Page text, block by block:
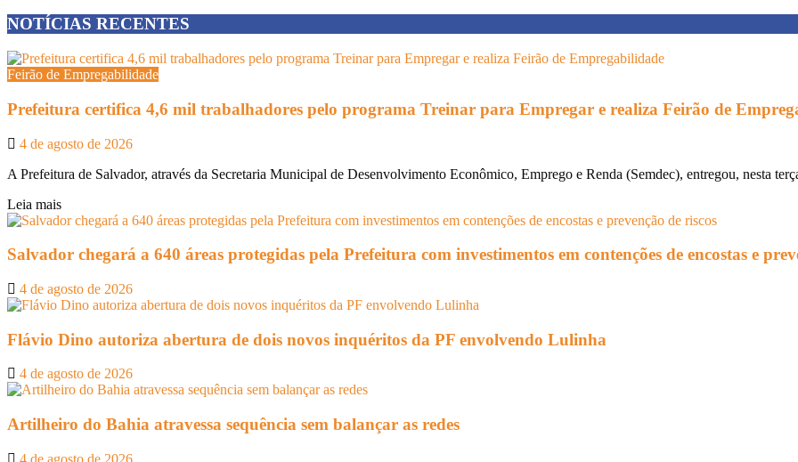
NOTÍCIAS RECENTES
Feirão de Empregabilidade
Prefeitura certifica 4,6 mil trabalhadores pelo programa Treinar para Empregar e realiza Feirão de
4 de agosto de 2026
A Prefeitura de Salvador, através da Secretaria Municipal de Desenvolvimento Econômico, Emprego e Renda (Semdec), entregou, nesta
Leia mais
Salvador chegará a 640 áreas protegidas pela Prefeitura com investimentos em contenções de encostas e
4 de agosto de 2026
Flávio Dino autoriza abertura de dois novos inquéritos da PF envolvendo Lulinha
4 de agosto de 2026
Artilheiro do Bahia atravessa sequência sem balançar as redes
4 de agosto de 2026